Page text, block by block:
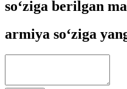
so‘ziga berilgan
armiya so‘ziga